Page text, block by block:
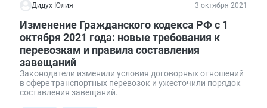
Дидух Юлия 3 октября 2021
Изменение Гражданского кодекса РФ с 1
октября 2021 года: новые требования к
перевозкам и правила составления
завещаний
Законодатели изменили условия договорных отношений
в сфере транспортных перевозок и ужесточили порядок
составления завещаний.